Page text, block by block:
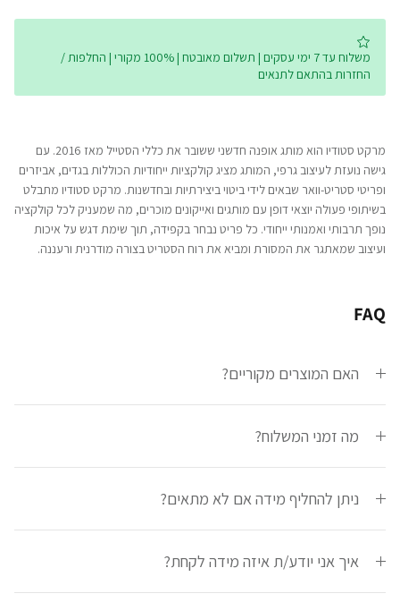
משלוח עד 7 ימי עסקים | תשלום מאובטח | 100% מקורי | החלפות /
החזרות בהתאם לתנאים
מרקט סטודיו הוא מותג אופנה חדשני ששובר את כללי הסטייל מאז 2016. עם
גישה נועזת לעיצוב גרפי, המותג מציג קולקציות ייחודיות הכוללות בגדים, אביזרים
ופריטי סטריט-וואר שבאים לידי ביטוי ביצירתיות ובחדשנות. מרקט סטודיו מתבלט
בשיתופי פעולה יוצאי דופן עם מותגים ואייקונים מוכרים, מה שמעניק לכל קולקציה
נופך תרבותי ואמנותי ייחודי. כל פריט נבחר בקפידה, תוך שימת דגש על איכות
ועיצוב שמאתגר את המסורת ומביא את רוח הסטריט בצורה מודרנית ורעננה.
FAQ
האם המוצרים מקוריים?
מה זמני המשלוח?
ניתן להחליף מידה אם לא מתאים?
איך אני יודע/ת איזה מידה לקחת?